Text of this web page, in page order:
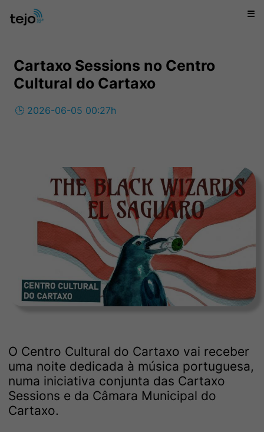
☰
Cartaxo Sessions no Centro
Cultural do Cartaxo
🕒 2026-06-05 00:27h
O Centro Cultural do Cartaxo vai receber
uma noite dedicada à música portuguesa,
numa iniciativa conjunta das Cartaxo
Sessions e da Câmara Municipal do
Cartaxo.